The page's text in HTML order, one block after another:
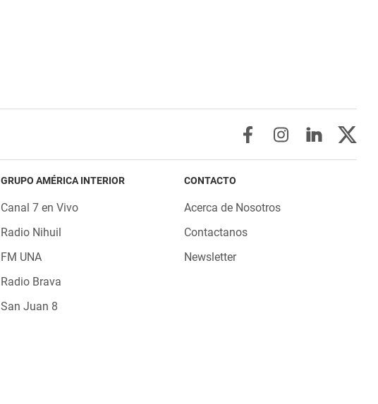
GRUPO AMÉRICA INTERIOR
Canal 7 en Vivo
Radio Nihuil
FM UNA
Radio Brava
San Juan 8
CONTACTO
Acerca de Nosotros
Contactanos
Newsletter